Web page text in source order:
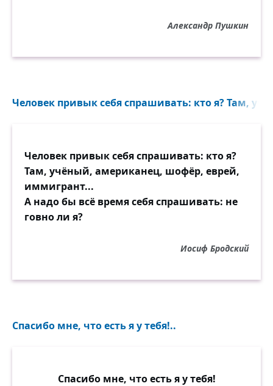
Александр Пушкин
Человек привык себя спрашивать: кто я? Там,
Человек привык себя спрашивать: кто я?
Там, учёный, американец, шофёр, еврей,
иммигрант...
А надо бы всё время себя спрашивать: не
говно ли я?
Иосиф Бродский
Спасибо мне, что есть я у тебя!..
Спасибо мне, что есть я у тебя!